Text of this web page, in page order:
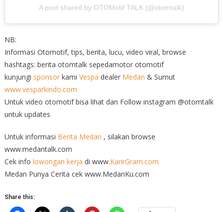
A post shared by OTOMotif TALK (@otomtalk)
NB:
Informasi Otomotif, tips, berita, lucu, video viral, browse
hashtags: berita otomtalk sepedamotor otomotif
kunjungi sponsorkami Vespa dealer Medan & Sumut
www.vesparkindo.com
Untuk video otomotif bisa lihat dan Follow instagram @otomtalk
untuk updates
Untuk informasi Berita Medan , silakan browse
www.medantalk.com
Cek info lowongan kerja di www.KarirGram.com
Medan Punya Cerita cek www.MedanKu.com
Share this: